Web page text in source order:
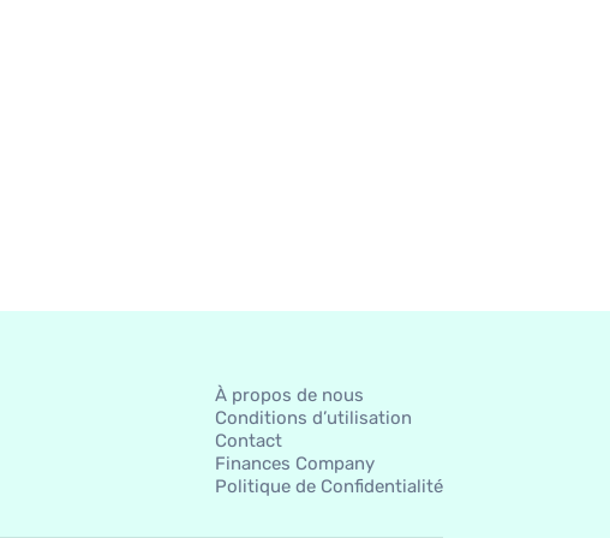
À propos de nous
Conditions d’utilisation
Contact
Finances Company
Politique de Confidentialité